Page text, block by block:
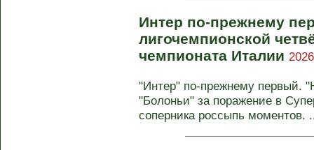
Интер по-прежнему
лигочемпионской
чемпионата Италии
"Интер" по-прежнему первый.
"Болоньи" за поражение в
соперника россыпь моментов.